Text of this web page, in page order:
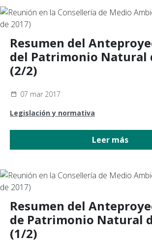
Resumen del
del Patrimonio Natural
(2/2)
07 mar 2017
Legislación y normativa
Leer más
Resumen del
de Patrimonio Natural
(1/2)